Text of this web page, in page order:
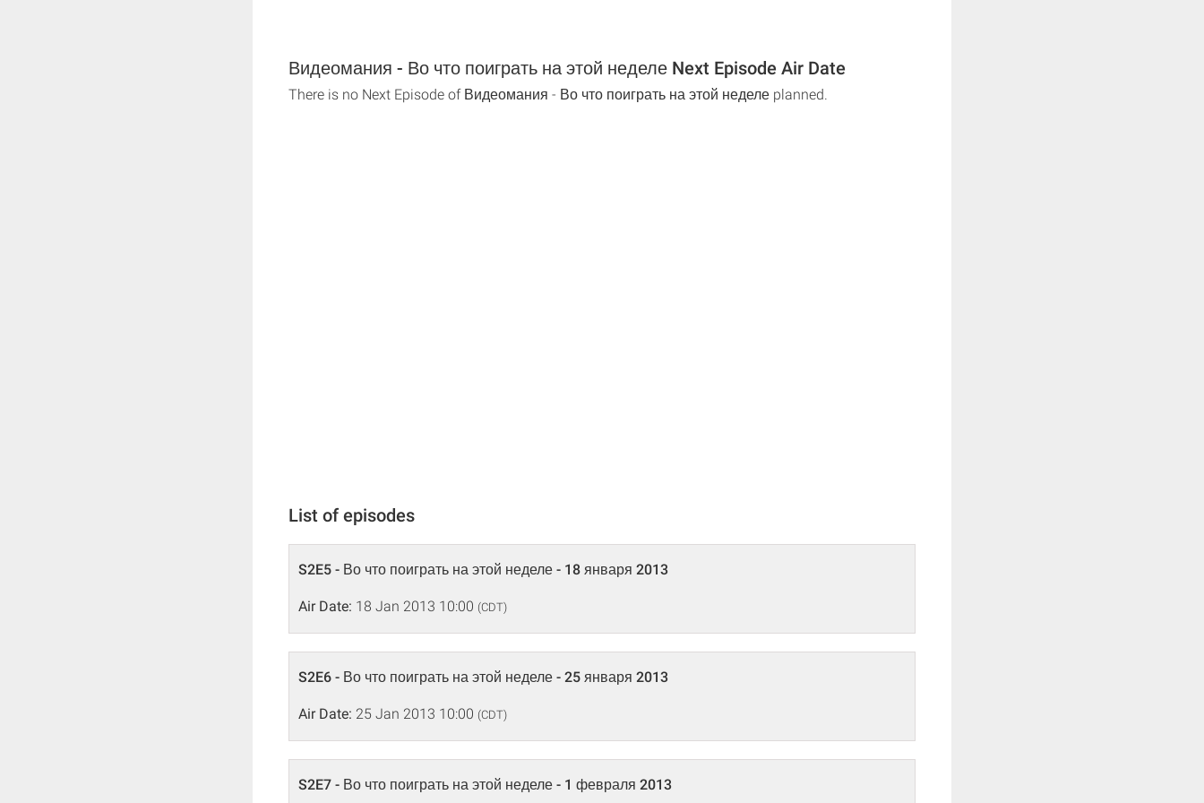
Видеомания - Во что поиграть на этой неделе Next Episode Air Date
There is no Next Episode of Видеомания - Во что поиграть на этой неделе planned.
List of episodes
S2E5 - Во что поиграть на этой неделе - 18 января 2013
Air Date: 18 Jan 2013 10:00 (CDT)
S2E6 - Во что поиграть на этой неделе - 25 января 2013
Air Date: 25 Jan 2013 10:00 (CDT)
S2E7 - Во что поиграть на этой неделе - 1 февраля 2013